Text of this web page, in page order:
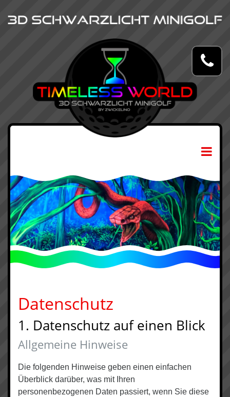
Datenschutz
1. Datenschutz auf einen Blick
Allgemeine Hinweise
Die folgenden Hinweise geben einen einfachen
Überblick darüber, was mit Ihren
personenbezogenen Daten passiert, wenn Sie diese